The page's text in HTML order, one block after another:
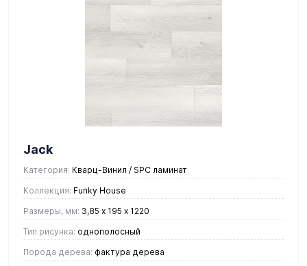
Jack
Категория: Кварц-Винил / SPC ламинат
Коллекция: Funky House
Размеры, мм: 3,85 х 195 х 1220
Тип рисунка: однополосный
Порода дерева: фактура дерева